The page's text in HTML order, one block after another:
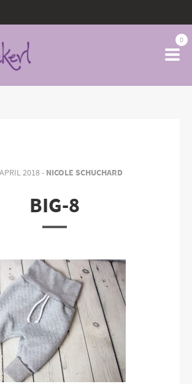
0
2018 - NICOLE SCHUCHARD
BIG-8